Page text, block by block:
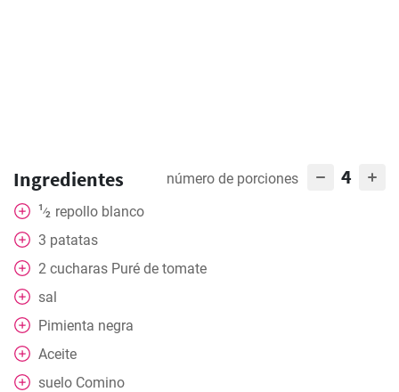
Ingredientes número de porciones 4
1⁄2
repollo blanco
3 patatas
2 cucharas Puré de tomate
sal
Pimienta negra
Aceite
suelo Comino